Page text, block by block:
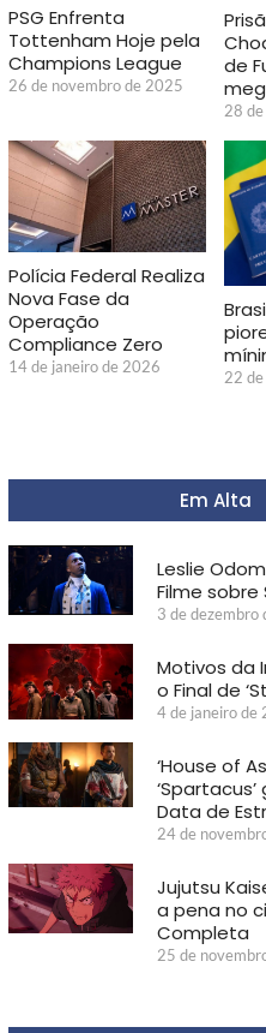
PSG Enfrenta
Tottenham Hoje pela
Champions League
26 de novembro de 2025
de
28
Polícia Federal Realiza
Nova Fase da
Operação
Compliance Zero
14 de janeiro de 2026
22
Em Alta
Leslie
Filme sobre
3 de dezembro
Motivos da
o Final de
4 de janeiro de
‘House of
Data de
24 de
Jujutsu
a pena no
Completa
25 de